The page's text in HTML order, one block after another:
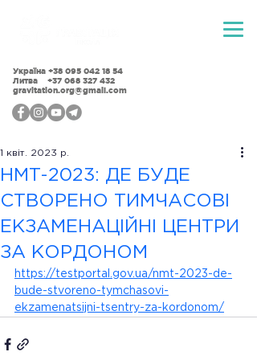
Україна +38 095 042 18 54
Литва +37 068 327 432
gravitation.org@gmail.com
НМТ-2023: ДЕ БУДЕ
СТВОРЕНО ТИМЧАСОВІ
ЕКЗАМЕНАЦІЙНІ ЦЕНТРИ
ЗА КОРДОНОМ
1 квіт. 2023 р.
https://testportal.gov.ua/nmt-2023-de-
bude-stvoreno-tymchasovi-
ekzamenatsijni-tsentry-za-kordonom/